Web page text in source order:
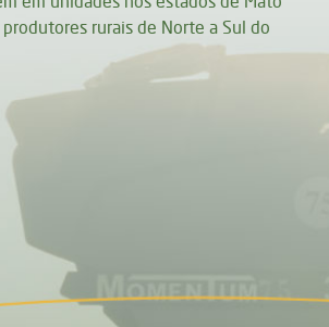
rurais de Norte a Sul do